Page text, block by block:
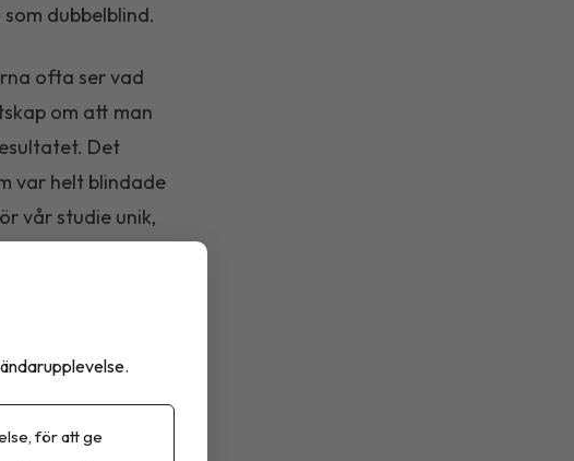
dubbelblind.
ofta ser vad
om att man
Det
var helt blindade
vår studie unik,
som
för att ge